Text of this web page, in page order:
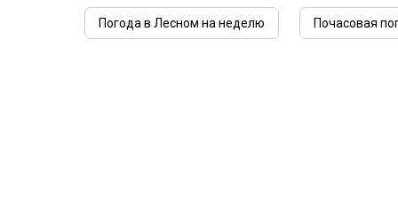
Погода в Лесном на неделю Почасовая